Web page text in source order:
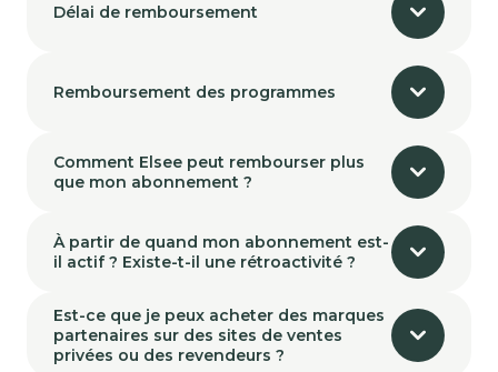
Délai de remboursement
Remboursement des programmes
Comment Elsee peut rembourser plus
que mon abonnement ?
À partir de quand mon abonnement est-
il actif ? Existe-t-il une rétroactivité ?
Est-ce que je peux acheter des marques
partenaires sur des sites de ventes
privées ou des revendeurs ?